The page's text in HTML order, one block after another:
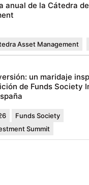
anual de la Cátedra
Asset Management
un maridaje
de Funds Society
Funds Society
Summit